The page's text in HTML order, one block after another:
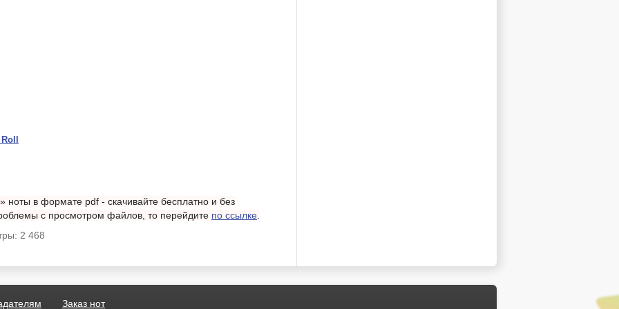
ноты в формате pdf - скачивайте бесплатно и без
с просмотром файлов, то перейдите по ссылке.
2 468
Заказ нот